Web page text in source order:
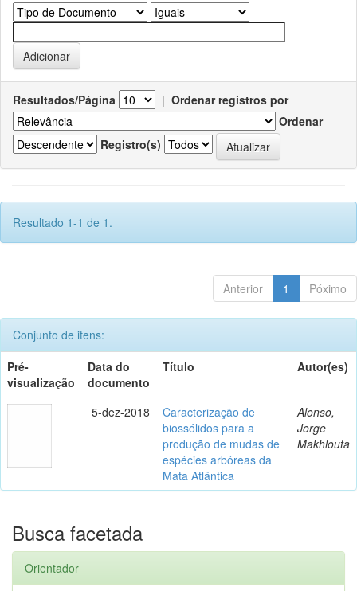
Resultados/Página | Ordenar registros por
Ordenar
Registro(s)
Resultado 1-1 de 1.
Anterior 1 Póximo
Conjunto de itens:
Pré-
visualização
Data do
documento
Título Autor(es)
5-dez-2018
Caracterização de
biossólidos para a
produção de mudas de
espécies arbóreas da
Mata Atlântica
Alonso,
Jorge
Makhlouta
Busca facetada
Orientador